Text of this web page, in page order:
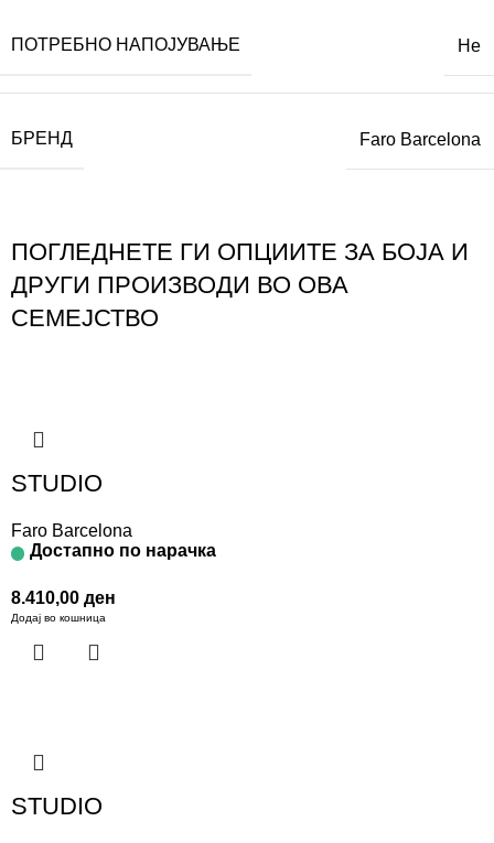
ПОТРЕБНО НАПОЈУВАЊЕ Не
БРЕНД Faro Barcelona
ПОГЛЕДНЕТЕ ГИ ОПЦИИТЕ ЗА БОЈА И
ДРУГИ ПРОИЗВОДИ ВО ОВА
СЕМЕЈСТВО
STUDIO
Faro Barcelona
Достапно по нарачка
8.410,00 ден
Додај во кошница
STUDIO